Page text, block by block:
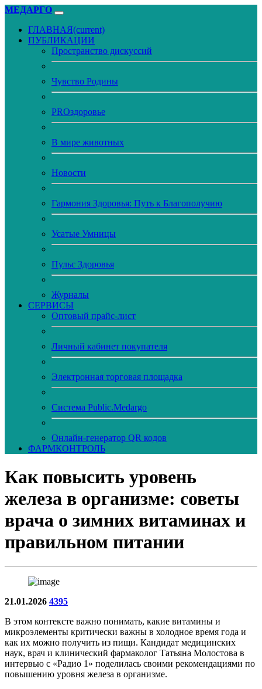
МЕДАРГО
ГЛАВНАЯ(current)
ПУБЛИКАЦИИ
Пространство дискуссий
Чувство Родины
PROздоровье
В мире животных
Новости
Гармония Здоровья: Путь к Благополучию
Усатые Умницы
Пульс Здоровья
Журналы
CЕРВИСЫ
Оптовый прайс-лист
Личный кабинет покупателя
Электронная торговая площадка
Система Public.Medargo
Онлайн-генератор QR кодов
ФАРМКОНТРОЛЬ
Как повысить уровень
железа в организме: советы
врача о зимних витаминах и
правильном питании
21.01.2026 4395
В этом контексте важно понимать, какие витамины и
микроэлементы критически важны в холодное время года и
как их можно получить из пищи. Кандидат медицинских
наук, врач и клинический фармаколог Татьяна Молостова в
интервью с «Радио 1» поделилась своими рекомендациями по
повышению уровня железа в организме.